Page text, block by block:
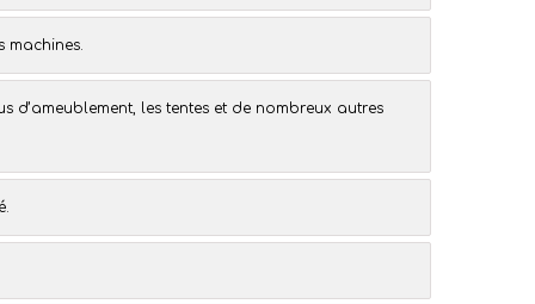
machines.
d’ameublement, les tentes et de nombreux autres